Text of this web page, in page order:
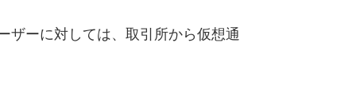
ザーに対しては、取引所から仮想通